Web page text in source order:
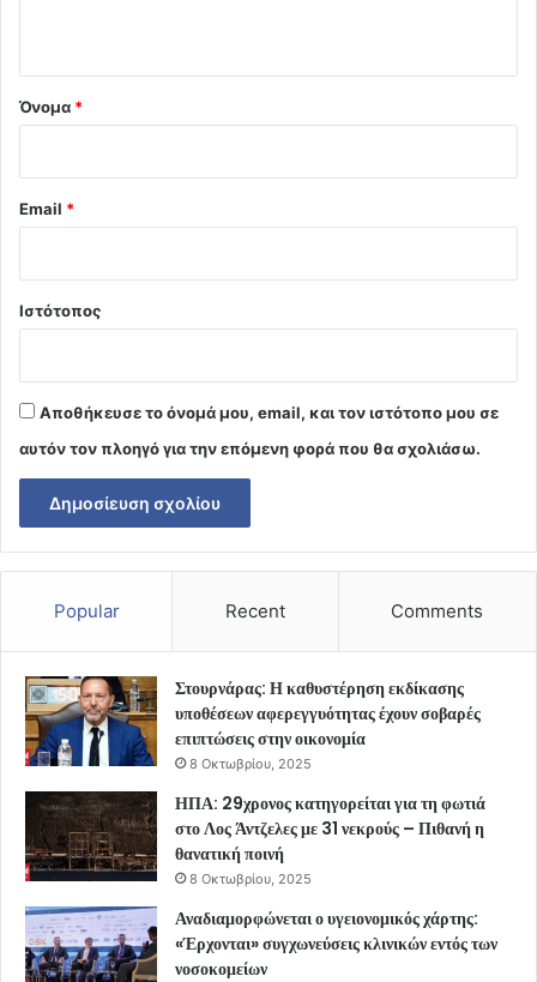
Όνομα *
Email *
Ιστότοπος
Αποθήκευσε το όνομά μου, email, και τον ιστότοπο μου σε
αυτόν τον πλοηγό για την επόμενη φορά που θα σχολιάσω.
Popular Recent Comments
Στουρνάρας: Η καθυστέρηση εκδίκασης
υποθέσεων αφερεγγυότητας έχουν σοβαρές
επιπτώσεις στην οικονομία
8 Οκτωβρίου, 2025
ΗΠΑ: 29χρονος κατηγορείται για τη φωτιά
στο Λος Άντζελες με 31 νεκρούς – Πιθανή η
θανατική ποινή
8 Οκτωβρίου, 2025
Αναδιαμορφώνεται ο υγειονομικός χάρτης:
«Έρχονται» συγχωνεύσεις κλινικών εντός των
νοσοκομείων